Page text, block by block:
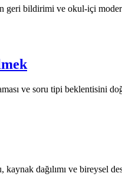
bildirimi ve okul-içi
ve soru tipi beklentisini
kaynak dağılımı ve bireysel